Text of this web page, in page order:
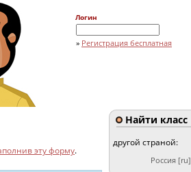
Логин
» Регистрация бесплатная
эту форму.
Найти класс
другой страной:
Россия [ru]